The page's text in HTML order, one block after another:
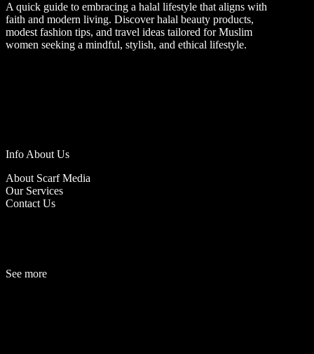
A quick guide to embracing a halal lifestyle that aligns with
faith and modern living. Discover halal beauty products,
modest fashion tips, and travel ideas tailored for Muslim
women seeking a mindful, stylish, and ethical lifestyle.
Info About Us
About Scarf Media
Our Services
Contact Us
See more